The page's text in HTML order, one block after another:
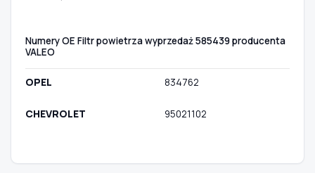
Numery OE Filtr powietrza wyprzedaż 585439 producenta
VALEO
OPEL 834762
CHEVROLET 95021102